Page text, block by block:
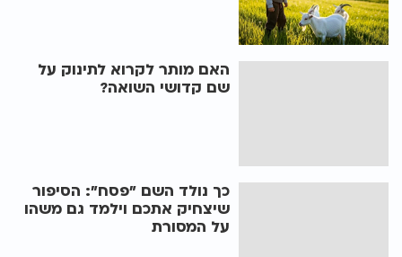
האם מותר לקרוא לתינוק על
שם קדושי השואה?
כך נולד השם "פסח": הסיפור
שיצחיק אתכם וילמד גם משהו
על המסורת